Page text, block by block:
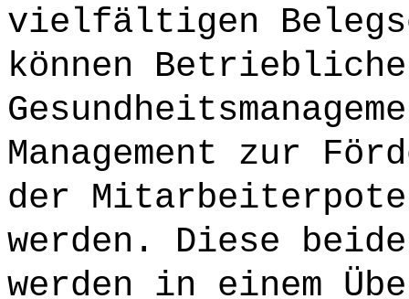
vielfältigen
können
Management zur
der
werden. Diese
werden in einem